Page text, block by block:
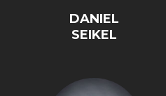
DANIEL
SEIKEL